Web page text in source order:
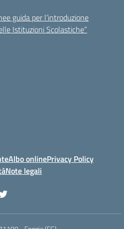
guida per l’introduzione
Istituzioni Scolastiche”
Albo onlinePrivacy Policy
Note legali